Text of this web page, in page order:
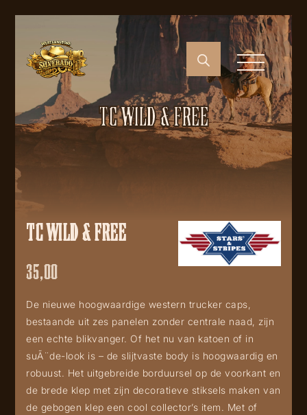
TC WILD & FREE
TC WILD & FREE
35,00
De nieuwe hoogwaardige western trucker caps,
bestaande uit zes panelen zonder centrale naad, zijn
een echte blikvanger. Of het nu van katoen of in
suÃ¨de-look is – de slijtvaste body is hoogwaardig en
robuust. Het uitgebreide borduursel op de voorkant en
de brede klep met zijn decoratieve stiksels maken van
de gebogen klep een cool collector’s item. Met of